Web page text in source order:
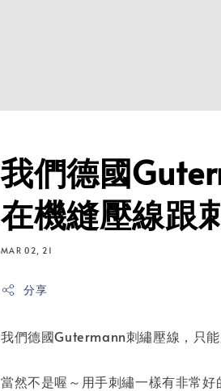
我們德國
在機縫壓線跟
MAR 02, 21
分享
我們德國Gutermann刺繡壓線，只
當然不是喔～用手刺繡一樣有非常